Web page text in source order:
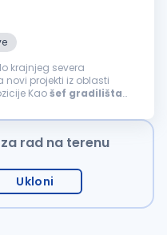
krajnjeg severa
projekti iz oblasti
Kaošef gradilišta
rad na terenu
Ukloni